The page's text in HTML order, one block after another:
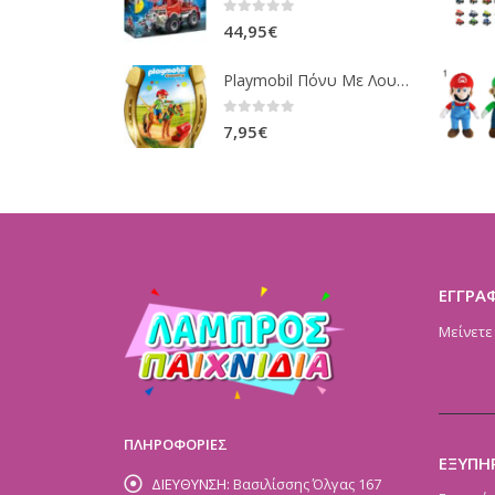
44,95€
Playmobil Πόνυ Με Λουλουδάκια Και Κοριτσάκι 6968
7,95€
ΠΛΗΡΟΦΟΡΙΕΣ
ΔΙΕΥΘΥΝΣΗ: Βασιλίσσης Όλγας 167